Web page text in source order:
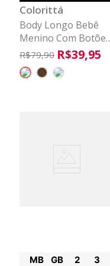
Colorittá
Body Longo Bebê
Menino Com Botões
Colorittá Bege
R$79,90 R$39,95
MB GB 2 3